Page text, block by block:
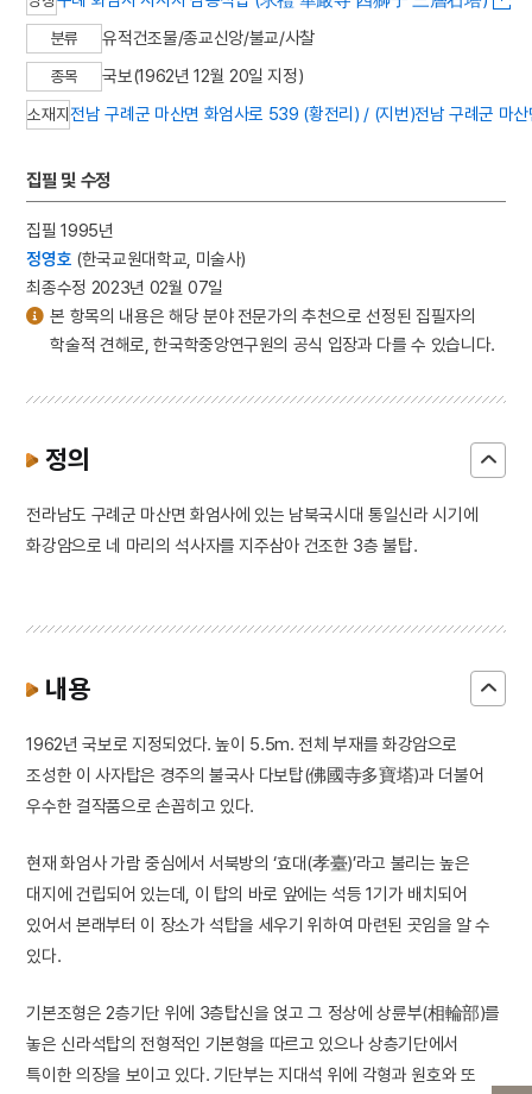
분류 유적건조물/종교신앙/불교/사찰
종목 국보(1962년 12월 20일 지정)
소재지 전남 구례군 마산면 화엄사로 539 (황전리) / (지번)전남 구례군 마
집필 및 수정
집필 1995년
정영호 (한국교원대학교, 미술사)
최종수정 2023년 02월 07일
본 항목의 내용은 해당 분야 전문가의 추천으로 선정된 집필자의
학술적 견해로, 한국학중앙연구원의 공식 입장과 다를 수 있습니다.
정의
전라남도 구례군 마산면 화엄사에 있는 남북국시대 통일신라 시기에
화강암으로 네 마리의 석사자를 지주삼아 건조한 3층 불탑.
내용
1962년 국보로 지정되었다. 높이 5.5m. 전체 부재를 화강암으로
조성한 이 사자탑은 경주의 불국사 다보탑(佛國寺多寶塔)과 더불어
우수한 걸작품으로 손꼽히고 있다.
현재 화엄사 가람 중심에서 서북방의 ‘효대(孝臺)’라고 불리는 높은
대지에 건립되어 있는데, 이 탑의 바로 앞에는 석등 1기가 배치되어
있어서 본래부터 이 장소가 석탑을 세우기 위하여 마련된 곳임을 알 수
있다.
기본조형은 2층기단 위에 3층탑신을 얹고 그 정상에 상륜부(相輪部)를
놓은 신라석탑의 전형적인 기본형을 따르고 있으나 상층기단에서
특이한 의장을 보이고 있다. 기단부는 지대석 위에 각형과 원호와 또